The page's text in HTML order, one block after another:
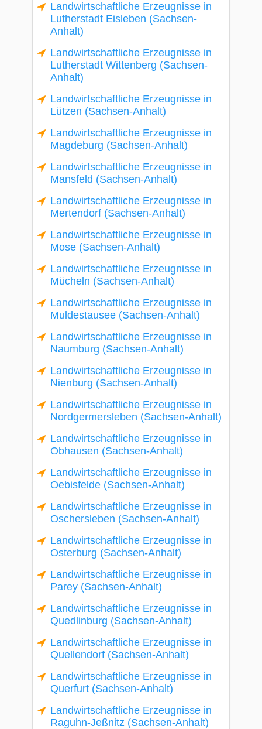
Landwirtschaftliche Erzeugnisse in
Lutherstadt Eisleben (Sachsen-
Anhalt)
Landwirtschaftliche Erzeugnisse in
Lutherstadt Wittenberg (Sachsen-
Anhalt)
Landwirtschaftliche Erzeugnisse in
Lützen (Sachsen-Anhalt)
Landwirtschaftliche Erzeugnisse in
Magdeburg (Sachsen-Anhalt)
Landwirtschaftliche Erzeugnisse in
Mansfeld (Sachsen-Anhalt)
Landwirtschaftliche Erzeugnisse in
Mertendorf (Sachsen-Anhalt)
Landwirtschaftliche Erzeugnisse in
Mose (Sachsen-Anhalt)
Landwirtschaftliche Erzeugnisse in
Mücheln (Sachsen-Anhalt)
Landwirtschaftliche Erzeugnisse in
Muldestausee (Sachsen-Anhalt)
Landwirtschaftliche Erzeugnisse in
Naumburg (Sachsen-Anhalt)
Landwirtschaftliche Erzeugnisse in
Nienburg (Sachsen-Anhalt)
Landwirtschaftliche Erzeugnisse in
Nordgermersleben (Sachsen-Anhalt)
Landwirtschaftliche Erzeugnisse in
Obhausen (Sachsen-Anhalt)
Landwirtschaftliche Erzeugnisse in
Oebisfelde (Sachsen-Anhalt)
Landwirtschaftliche Erzeugnisse in
Oschersleben (Sachsen-Anhalt)
Landwirtschaftliche Erzeugnisse in
Osterburg (Sachsen-Anhalt)
Landwirtschaftliche Erzeugnisse in
Parey (Sachsen-Anhalt)
Landwirtschaftliche Erzeugnisse in
Quedlinburg (Sachsen-Anhalt)
Landwirtschaftliche Erzeugnisse in
Quellendorf (Sachsen-Anhalt)
Landwirtschaftliche Erzeugnisse in
Querfurt (Sachsen-Anhalt)
Landwirtschaftliche Erzeugnisse in
Raguhn-Jeßnitz (Sachsen-Anhalt)